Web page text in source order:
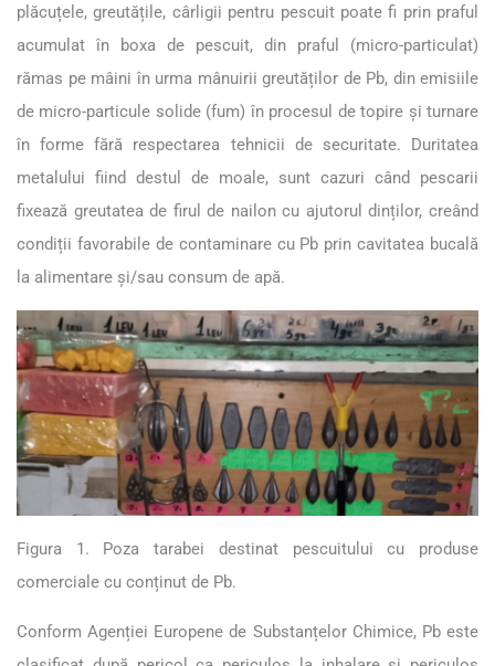
plăcuțele, greutățile, cârligii pentru pescuit poate fi prin praful
acumulat în boxa de pescuit, din praful (micro-particulat)
rămas pe mâini în urma mânuirii greutăților de Pb, din emisiile
de micro-particule solide (fum) în procesul de topire și turnare
în forme fără respectarea tehnicii de securitate. Duritatea
metalului fiind destul de moale, sunt cazuri când pescarii
fixează greutatea de firul de nailon cu ajutorul dinților, creând
condiții favorabile de contaminare cu Pb prin cavitatea bucală
la alimentare și/sau consum de apă.
Figura 1. Poza tarabei destinat pescuitului cu produse
comerciale cu conținut de Pb.
Conform Agenției Europene de Substanțelor Chimice, Pb este